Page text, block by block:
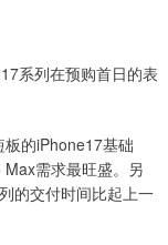
系列在预购首日的表
板的iPhone17基础
需求最旺盛。另
的交付时间比起上一